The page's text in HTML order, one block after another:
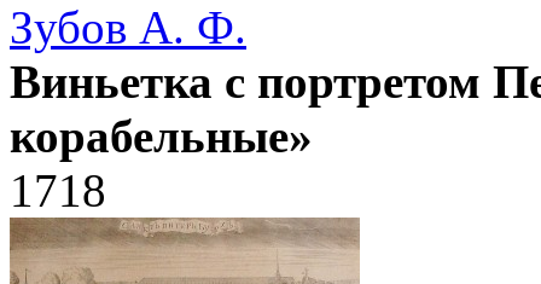
Зубов А. Ф.
Виньетка с портретом
корабельные»
1718